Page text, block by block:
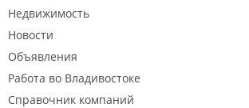
Недвижимость
Новости
Объявления
Работа во Владивостоке
Справочник компаний